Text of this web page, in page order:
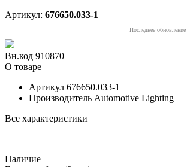
Артикул: 676650.033-1
Последнее
Вн.код 910870
О товаре
Артикул 676650.033-1
Производитель Automotive Lighting
Все характеристики
Наличие